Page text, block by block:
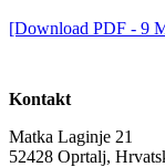
[Download PDF - 9
Kontakt
Matka Laginje 21
52428 Oprtalj,